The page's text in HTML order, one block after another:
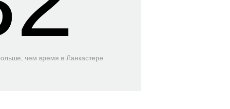
чем время в Ланкастере